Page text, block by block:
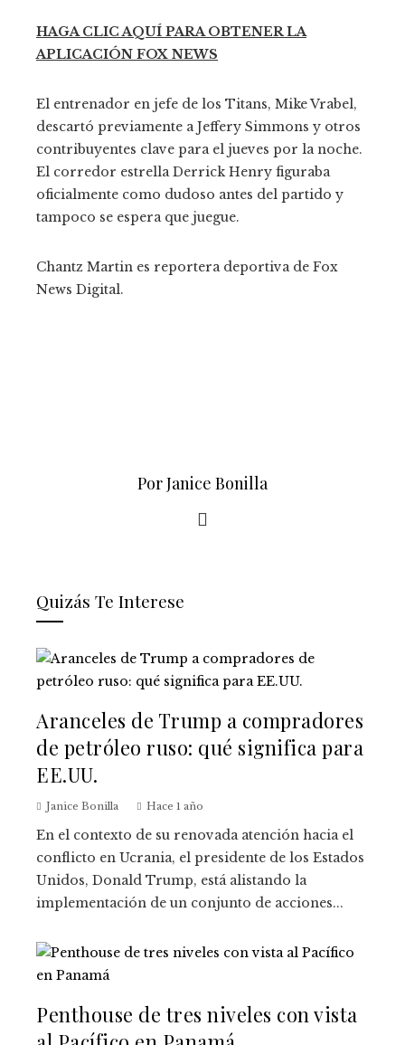
HAGA CLIC AQUÍ PARA OBTENER LA
APLICACIÓN FOX NEWS
El entrenador en jefe de los Titans, Mike Vrabel,
descartó previamente a Jeffery Simmons y otros
contribuyentes clave para el jueves por la noche.
El corredor estrella Derrick Henry figuraba
oficialmente como dudoso antes del partido y
tampoco se espera que juegue.
Chantz Martin es reportera deportiva de Fox
News Digital.
Por Janice Bonilla
Quizás Te Interese
Aranceles de Trump a compradores
de petróleo ruso: qué significa para
EE.UU.
Janice Bonilla Hace 1 año
En el contexto de su renovada atención hacia el
conflicto en Ucrania, el presidente de los Estados
Unidos, Donald Trump, está alistando la
implementación de un conjunto de acciones...
Penthouse de tres niveles con vista